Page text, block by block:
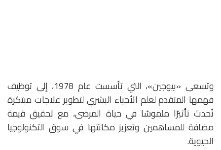
وتسعى «بيوجين»، التي تأسست عام 1978، إلى توظيف
فهمها المتقدم لعلم الأحياء البشري لتطوير علاجات مبتكرة
تُحدث تأثيرًا ملموسًا في حياة المرضى، مع تحقيق قيمة
مضافة للمساهمين وتعزيز مكانتها في سوق التكنولوجيا
الحيوية.